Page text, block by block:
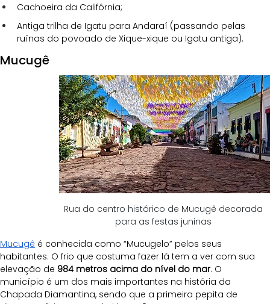
Cachoeira da Califórnia;
Antiga trilha de Igatu para Andaraí (passando pelas
ruínas do povoado de Xique-xique ou Igatu antiga).
Mucugê
Rua do centro histórico de Mucugê decorada
para as festas juninas
Mucugê é conhecida como “Mucugelo” pelos seus
habitantes. O frio que costuma fazer lá tem a ver com sua
elevação de 984 metros acima do nível do mar. O
município é um dos mais importantes na história da
Chapada Diamantina, sendo que a primeira pepita de